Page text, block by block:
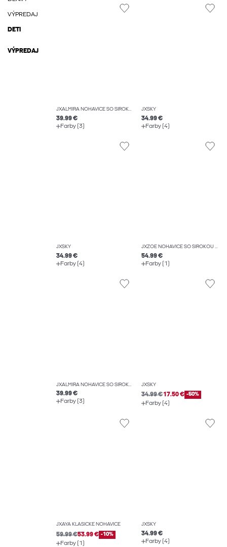
VÝPREDAJ
DETI
VÝPREDAJ
JXALMIRA NOHAVICE SO ŠIROKOU NOHAVICOU
39.99 €
Farby (3)
JXSKY
34.99 €
Farby (4)
JXSKY
34.99 €
Farby (4)
JXZOE NOHAVICE SO ŠIROKOU NOHAVICOU
54.99 €
Farby (1)
JXALMIRA NOHAVICE SO ŠIROKOU NOHAVICOU
39.99 €
Farby (3)
JXSKY
34.99 €17.50 € -50%
Farby (4)
JXAYA KLASICKÉ NOHAVICE
59.99 €53.99 € -10%
Farby (1)
JXSKY
34.99 €
Farby (4)